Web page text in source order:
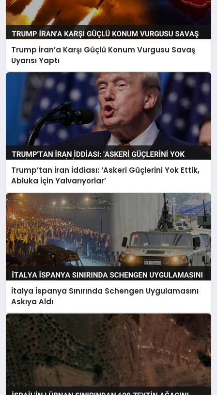
Trump İran’a Karşı Güçlü Konum Vurgusu Savaş
Uyarısı Yaptı
Trump’tan İran İddiası: ‘Askeri Güçlerini Yok Ettik,
Abluka İçin Yalvarıyorlar’
İtalya İspanya Sınırında Schengen Uygulamasını
Askıya Aldı